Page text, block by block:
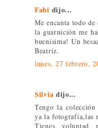
Fabi dijo...
Me encanta todo
la guarnición me
buenísima! Un
Beatriz.
lunes, 27 febrero,
Silvia dijo...
Tengo la
ya la fotografía,las
Tienes voluntad